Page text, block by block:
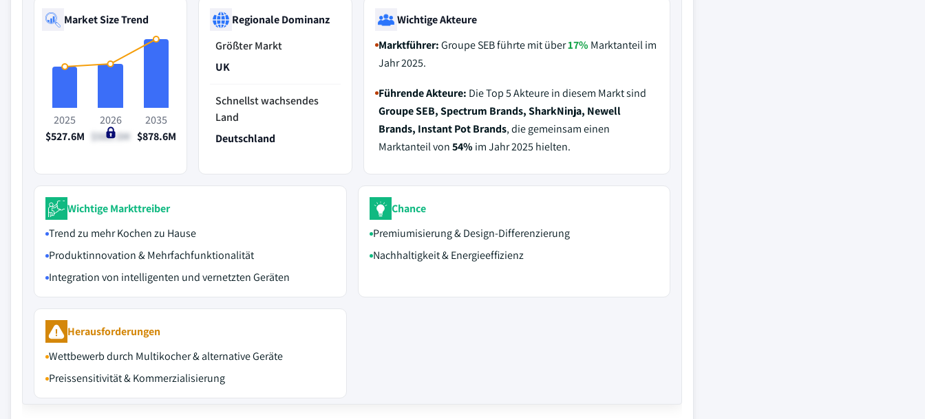
Market Size Trend
2025
$527.6M
2026
$560.5M
2035
$878.6M
Regionale Dominanz
Größter Markt
UK
Schnellst wachsendes
Land
Deutschland
Wichtige Akteure
Marktführer:Groupe SEB führte mit über17% Marktanteil im
Jahr 2025.
Führende Akteure: Die Top 5 Akteure in diesem Markt sind
Groupe SEB, Spectrum Brands, SharkNinja, Newell
Brands, Instant Pot Brands, die gemeinsam einen
Marktanteil von54% im Jahr 2025 hielten.
Wichtige Markttreiber
Trend zu mehr Kochen zu Hause
Produktinnovation & Mehrfachfunktionalität
Integration von intelligenten und vernetzten Geräten
Chance
Premiumisierung & Design-Differenzierung
Nachhaltigkeit & Energieeffizienz
Herausforderungen
Wettbewerb durch Multikocher & alternative Geräte
Preissensitivität & Kommerzialisierung